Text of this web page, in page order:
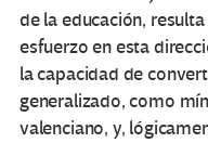
de la educación,
esfuerzo en esta
la capacidad de
generalizado, como
valenciano, y,